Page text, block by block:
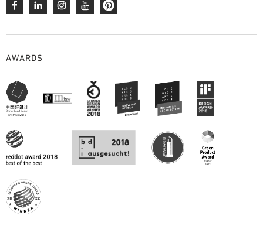
AWARDS